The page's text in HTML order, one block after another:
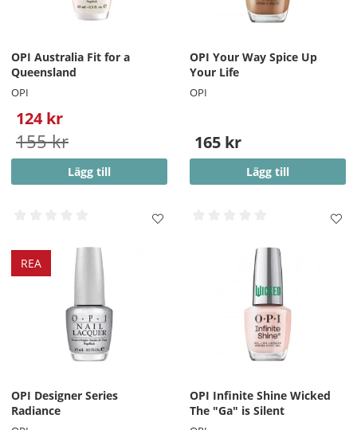
OPI Australia Fit for a
Queensland
OPI
124 kr
155 kr
Lägg till
OPI Your Way Spice Up
Your Life
OPI
165 kr
Lägg till
REA
OPI Designer Series
Radiance
OPI Infinite Shine Wicked
The "Ga" is Silent